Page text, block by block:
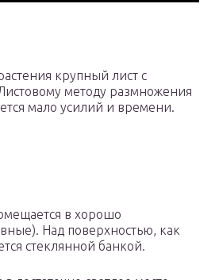
крупный лист с
методу размножения
мало усилий и времени.
в хорошо
Над поверхностью, как
стеклянной банкой.